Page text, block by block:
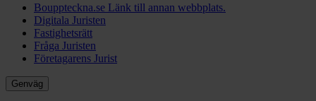
Bouppteckna.se Länk till annan webbplats.
Digitala Juristen
Fastighetsrätt
Fråga Juristen
Företagarens Jurist
Genväg